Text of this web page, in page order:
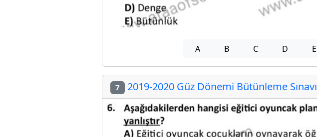
A B C D E
7 2019-2020 Güz Dönemi Bütünleme Sınavı